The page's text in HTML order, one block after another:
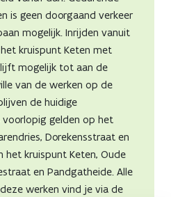
is geen doorgaand verkeer
mogelijk. Inrijden vanuit
kruispunt Keten met
mogelijk tot aan de
van de werken op de
de huidige
voorlopig gelden op het
Dorekensstraat en
het kruispunt Keten, Oude
en Pandgatheide. Alle
werken vind je via de